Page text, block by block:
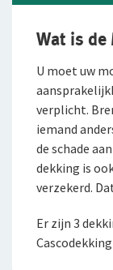
Werken bij De
Wat is de
U moet uw
verplicht.
iemand
de schade
dekking is
verzekerd.
Er zijn 3